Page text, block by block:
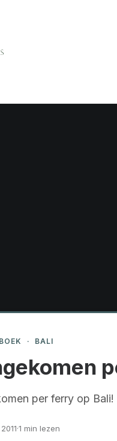
· BALI
per ferry op
·1 min lezen